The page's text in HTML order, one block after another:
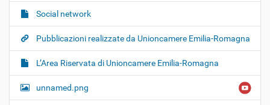
Social network
Pubblicazioni realizzate da Unioncamere Emilia-Romagna
L’Area Riservata di Unioncamere Emilia-Romagna
unnamed.png